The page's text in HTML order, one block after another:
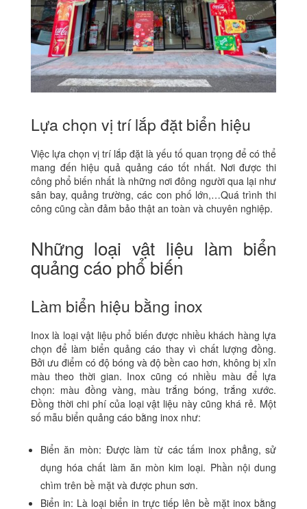
Lựa chọn vị trí lắp đặt biển hiệu
Việc lựa chọn vị trí lắp đặt là yếu tố quan trọng để có thể
mang đến hiệu quả quảng cáo tốt nhất. Nơi được thi
công phổ biến nhất là những nơi đông người qua lại như
sân bay, quảng trường, các con phố lớn,…Quá trình thi
công cũng cần đảm bảo thật an toàn và chuyên nghiệp.
Những loại vật liệu làm biển
quảng cáo phổ biến
Làm biển hiệu bằng inox
Inox là loại vật liệu phổ biến được nhiều khách hàng lựa
chọn để làm biển quảng cáo thay vì chất lượng đồng.
Bởi ưu điểm có độ bóng và độ bền cao hơn, không bị xỉn
màu theo thời gian. Inox cũng có nhiều màu để lựa
chọn: màu đồng vàng, màu trắng bóng, trắng xước.
Đồng thời chi phí của loại vật liệu này cũng khá rẻ. Một
số mẫu biển quảng cáo bằng inox như:
Biển ăn mòn: Được làm từ các tấm inox phẳng, sử
dụng hóa chất làm ăn mòn kim loại. Phần nội dung
chìm trên bề mặt và được phun sơn.
Biển in: Là loại biển in trực tiếp lên bề mặt inox bằng